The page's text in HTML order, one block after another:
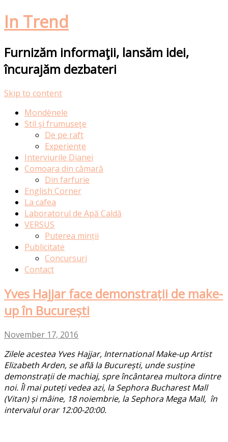
In Trend
Furnizăm informaţii, lansăm idei,
încurajăm dezbateri
Skip to content
Mondènele
Stil şi frumuseţe
De pe raft
Experiențe
Interviurile Dianei
Comoara din cămară
Din farfurie
English Corner
La cafea
Laboratorul de Apă Caldă
VERSUS
Puterea minții
Publicitate
Concursuri
Contact
Yves Hajjar face demonstrații de make-
up în București
November 17, 2016
Zilele acestea Yves Hajjar, International Make-up Artist
Elizabeth Arden, se află la București, unde susține
demonstrații de machiaj, spre încântarea multora dintre
noi. Îl mai puteți vedea azi, la Sephora Bucharest Mall
(Vitan) și mâine, 18 noiembrie, la Sephora Mega Mall, în
intervalul orar 12:00-20:00.